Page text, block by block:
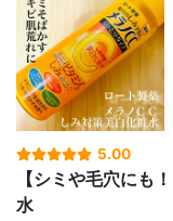
5.00
【シミや毛穴にも
水